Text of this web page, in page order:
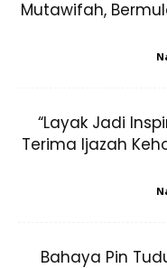
serius hanya pada
putus asa sepanjang
Mutawifah,
“Layak Jadi
Terima Ijazah
Bahaya Pin